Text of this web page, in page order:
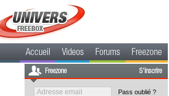
Accueil Videos Forums Freezone
Freezone S'inscrire
Pass oublié ?